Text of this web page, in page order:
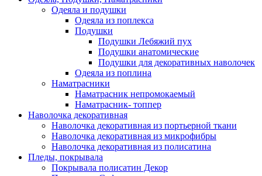
Одеяла и подушки
Одеяла из поплекса
Подушки
Подушки Лебяжий пух
Подушки анатомические
Подушки для декоративных наволочек
Одеяла из поплина
Наматрасники
Наматрасник непромокаемый
Наматрасник- топпер
Наволочка декоративная
Наволочка декоративная из портьерной ткани
Наволочка декоративная из микрофибры
Наволочка декоративная из полисатина
Пледы, покрывала
Покрывала полисатин Декор